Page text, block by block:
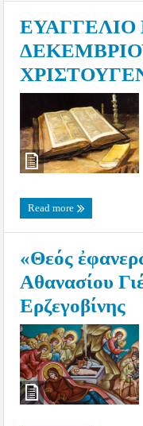
ΕΥΑΓΓΕΛΙΟ
Read more
«Θεός
Αθανασίου
Ερζεγοβίνης